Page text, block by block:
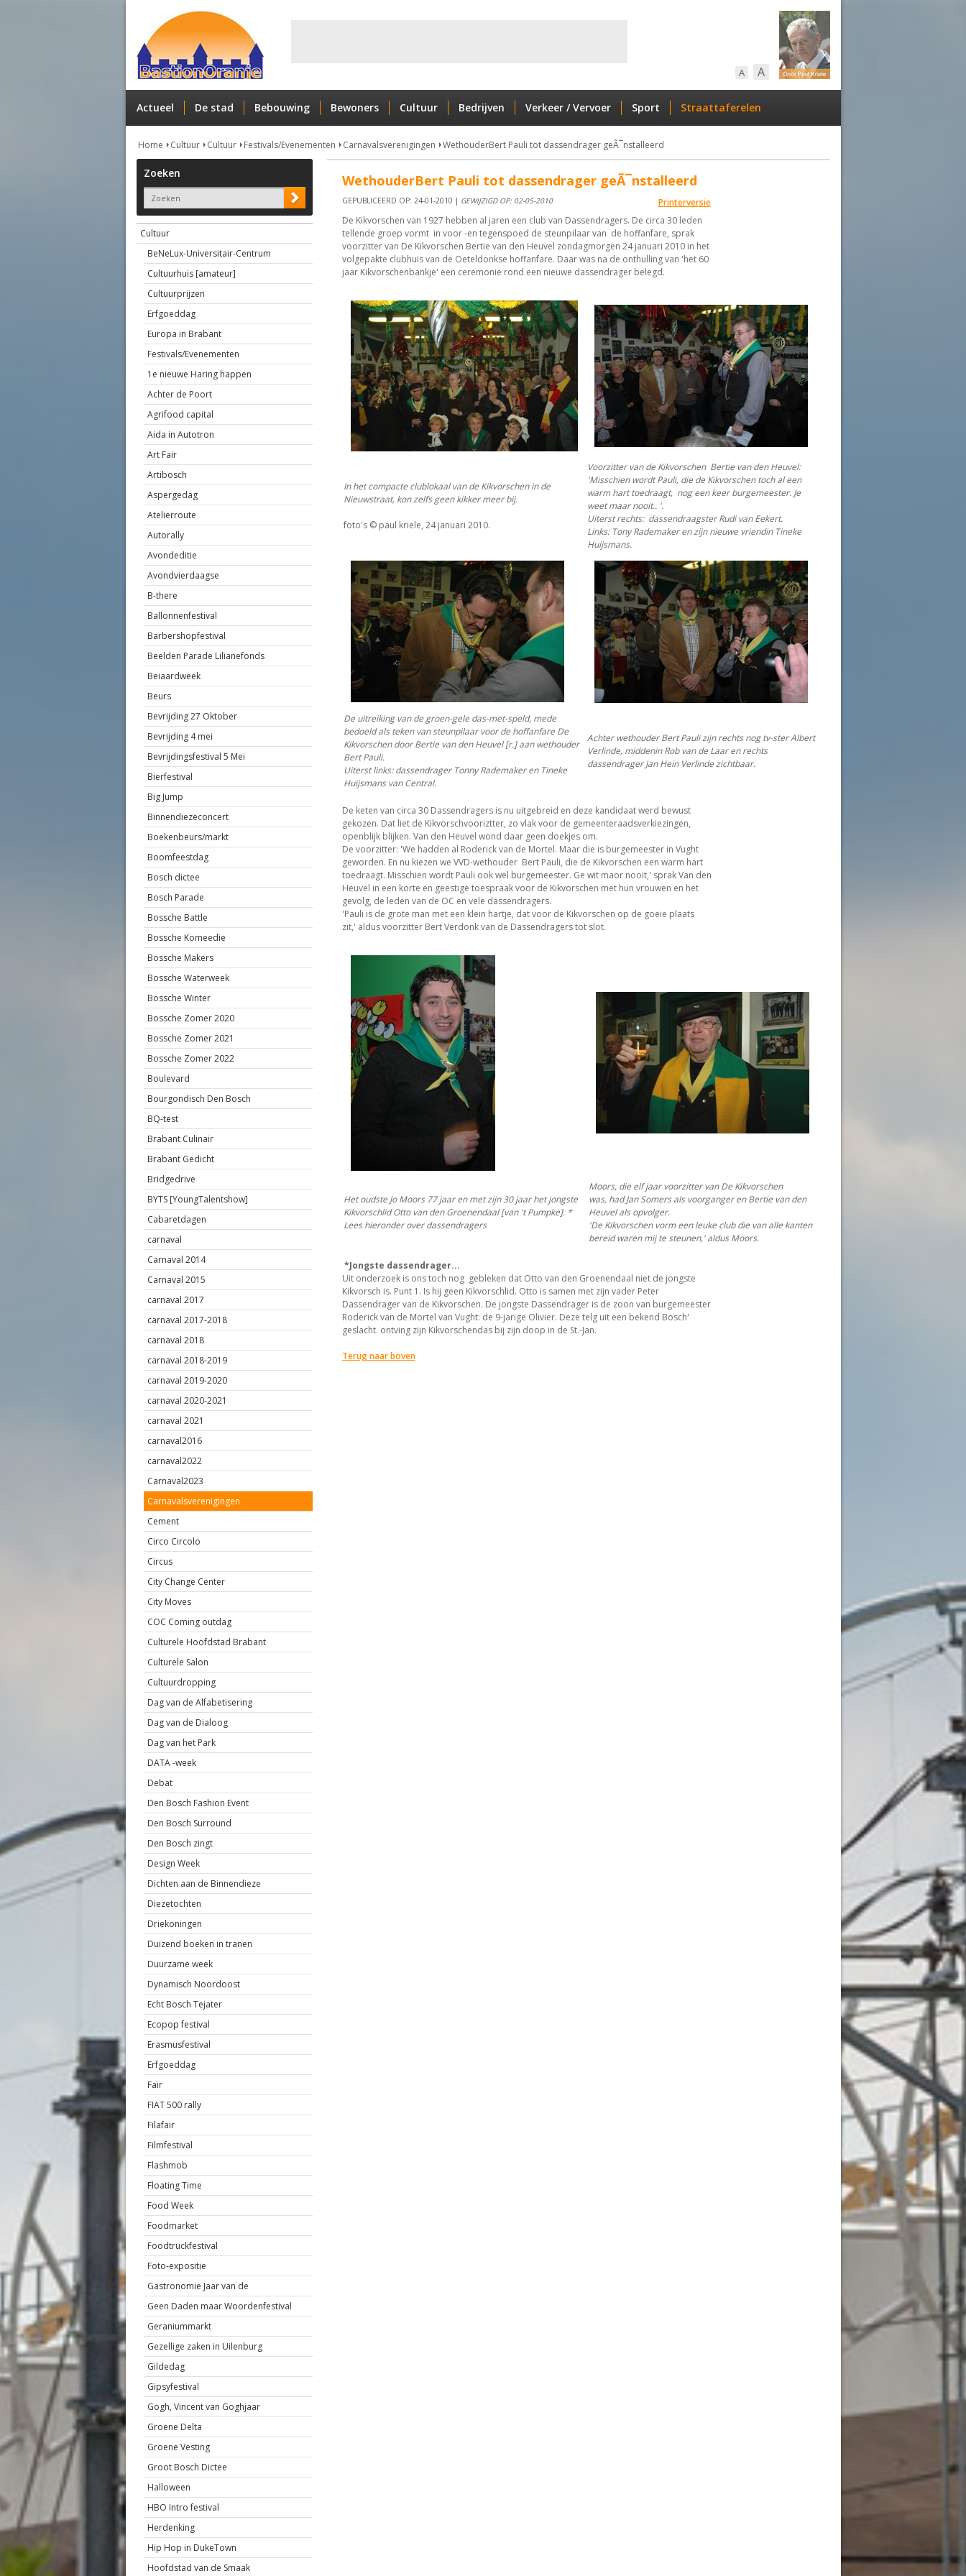
A A
Actueel De stad Bebouwing Bewoners Cultuur Bedrijven Verkeer / Vervoer Sport Straattaferelen
Home Cultuur Cultuur Festivals/Evenementen Carnavalsverenigingen WethouderBert Pauli tot dassendrager geÃ¯nstalleerd
Zoeken
Cultuur
BeNeLux-Universitair-Centrum
Cultuurhuis [amateur]
Cultuurprijzen
Erfgoeddag
Europa in Brabant
Festivals/Evenementen
1e nieuwe Haring happen
Achter de Poort
Agrifood capital
Aida in Autotron
Art Fair
Artibosch
Aspergedag
Atelierroute
Autorally
Avondeditie
Avondvierdaagse
B-there
Ballonnenfestival
Barbershopfestival
Beelden Parade Lilianefonds
Beiaardweek
Beurs
Bevrijding 27 Oktober
Bevrijding 4 mei
Bevrijdingsfestival 5 Mei
Bierfestival
Big Jump
Binnendiezeconcert
Boekenbeurs/markt
Boomfeestdag
Bosch dictee
Bosch Parade
Bossche Battle
Bossche Komeedie
Bossche Makers
Bossche Waterweek
Bossche Winter
Bossche Zomer 2020
Bossche Zomer 2021
Bossche Zomer 2022
Boulevard
Bourgondisch Den Bosch
BQ-test
Brabant Culinair
Brabant Gedicht
Bridgedrive
BYTS [YoungTalentshow]
Cabaretdagen
carnaval
Carnaval 2014
Carnaval 2015
carnaval 2017
carnaval 2017-2018
carnaval 2018
carnaval 2018-2019
carnaval 2019-2020
carnaval 2020-2021
carnaval 2021
carnaval2016
carnaval2022
Carnaval2023
Carnavalsverenigingen
Cement
Circo Circolo
Circus
City Change Center
City Moves
COC Coming outdag
Culturele Hoofdstad Brabant
Culturele Salon
Cultuurdropping
Dag van de Alfabetisering
Dag van de Dialoog
Dag van het Park
DATA -week
Debat
Den Bosch Fashion Event
Den Bosch Surround
Den Bosch zingt
Design Week
Dichten aan de Binnendieze
Diezetochten
Driekoningen
Duizend boeken in tranen
Duurzame week
Dynamisch Noordoost
Echt Bosch Tejater
Ecopop festival
Erasmusfestival
Erfgoeddag
Fair
FIAT 500 rally
Filafair
Filmfestival
Flashmob
Floating Time
Food Week
Foodmarket
Foodtruckfestival
Foto-expositie
Gastronomie Jaar van de
Geen Daden maar Woordenfestival
Geraniummarkt
Gezellige zaken in Uilenburg
Gildedag
Gipsyfestival
Gogh, Vincent van Goghjaar
Groene Delta
Groene Vesting
Groot Bosch Dictee
Halloween
HBO Intro festival
Herdenking
Hip Hop in DukeTown
Hoofdstad van de Smaak
WethouderBert Pauli tot dassendrager geÃ¯nstalleerd
Printerversie
GEPUBLICEERD OP: 24-01-2010 | GEWIJZIGD OP: 02-05-2010
De Kikvorschen van 1927 hebben al jaren een club van Dassendragers. De circa 30 leden
tellende groep vormt in voor -en tegenspoed de steunpilaar van de hoffanfare, sprak
voorzitter van De Kikvorschen Bertie van den Heuvel zondagmorgen 24 januari 2010 in het
volgepakte clubhuis van de Oeteldonkse hoffanfare. Daar was na de onthulling van 'het 60
jaar Kikvorschenbankje' een ceremonie rond een nieuwe dassendrager belegd.
In het compacte clublokaal van de Kikvorschen in de
Nieuwstraat, kon zelfs geen kikker meer bij.
foto's © paul kriele, 24 januari 2010.
Voorzitter van de Kikvorschen Bertie van den Heuvel:
'Misschien wordt Pauli, die de Kikvorschen toch al een
warm hart toedraagt, nog een keer burgemeester. Je
weet maar nooit.. '.
Uiterst rechts: dassendraagster Rudi van Eekert.
Links: Tony Rademaker en zijn nieuwe vriendin Tineke
Huijsmans.
De uitreiking van de groen-gele das-met-speld, mede
bedoeld als teken van steunpilaar voor de hoffanfare De
Kikvorschen door Bertie van den Heuvel [r.] aan wethouder
Bert Pauli.
Uiterst links: dassendrager Tonny Rademaker en Tineke
Huijsmans van Central.
Achter wethouder Bert Pauli zijn rechts nog tv-ster Albert
Verlinde, middenin Rob van de Laar en rechts
dassendrager Jan Hein Verlinde zichtbaar.
De keten van circa 30 Dassendragers is nu uitgebreid en deze kandidaat werd bewust
gekozen. Dat liet de Kikvorschvooriztter, zo vlak voor de gemeenteraadsverkiezingen,
openblijk blijken. Van den Heuvel wond daar geen doekjes om.
De voorzitter: 'We hadden al Roderick van de Mortel. Maar die is burgemeester in Vught
geworden. En nu kiezen we VVD-wethouder Bert Pauli, die de Kikvorschen een warm hart
toedraagt. Misschien wordt Pauli ook wel burgemeester. Ge wit maor nooit,' sprak Van den
Heuvel in een korte en geestige toespraak voor de Kikvorschen met hun vrouwen en het
gevolg, de leden van de OC en vele dassendragers.
'Pauli is de grote man met een klein hartje, dat voor de Kikvorschen op de goeie plaats
zit,' aldus voorzitter Bert Verdonk van de Dassendragers tot slot.
Het oudste Jo Moors 77 jaar en met zijn 30 jaar het jongste
Kikvorschlid Otto van den Groenendaal [van 't Pumpke]. *
Lees hieronder over dassendragers
Moors, die elf jaar voorzitter van De Kikvorschen
was, had Jan Somers als voorganger en Bertie van den
Heuvel als opvolger.
'De Kikvorschen vorm een leuke club die van alle kanten
bereid waren mij te steunen,' aldus Moors.
*Jongste dassendrager...
Uit onderzoek is ons toch nog gebleken dat Otto van den Groenendaal niet de jongste
Kikvorsch is. Punt 1. Is hij geen Kikvorschlid. Otto is samen met zijn vader Peter
Dassendrager van de Kikvorschen. De jongste Dassendrager is de zoon van burgemeester
Roderick van de Mortel van Vught: de 9-jarige Olivier. Deze telg uit een bekend Bosch'
geslacht. ontving zijn Kikvorschendas bij zijn doop in de St.-Jan.
Terug naar boven